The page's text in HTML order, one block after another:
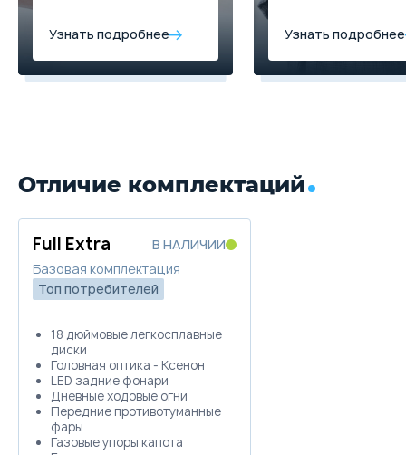
Узнать подробнее Узнать подробнее
Отличие комплектаций
Full Extra
В НАЛИЧИИ
Базовая комплектация
Топ потребителей
18 дюймовые легкосплавные
диски
Головная оптика - Ксенон
LED задние фонари
Дневные ходовые огни
Передние противотуманные
фары
Газовые упоры капота